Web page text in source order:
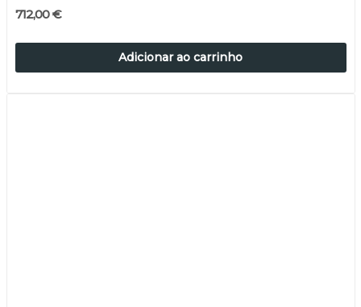
712,00 €
Adicionar ao carrinho